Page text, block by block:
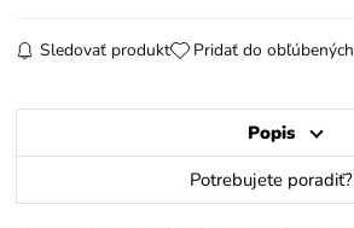
Sledovať produkt Pridať do obľúbených
Popis
Potrebujete poradiť?